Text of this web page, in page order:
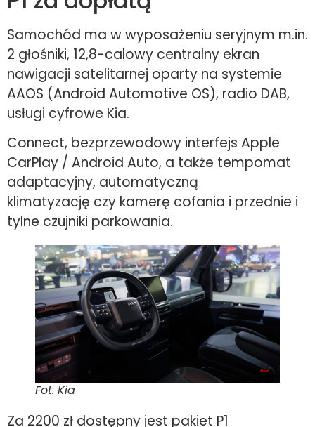
Samochód ma w wyposażeniu seryjnym m.in.
2 głośniki, 12,8-calowy centralny ekran
nawigacji satelitarnej oparty na systemie
AAOS (Android Automotive OS), radio DAB,
usługi cyfrowe Kia.
Connect, bezprzewodowy interfejs Apple
CarPlay / Android Auto, a także tempomat
adaptacyjny, automatyczną
klimatyzację czy kamerę cofania i przednie i
tylne czujniki parkowania.
Fot. Kia
Za 2200 zł dostępny jest pakiet P1